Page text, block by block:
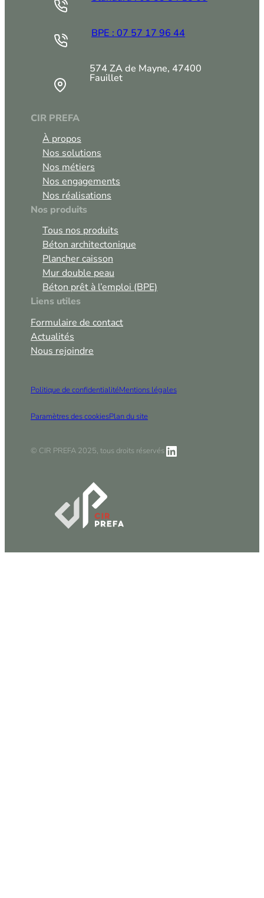
BPE : 07 57 17 96 44
574 ZA de Mayne, 47400
Fauillet
CIR PREFA
À propos
Nos solutions
Nos métiers
Nos engagements
Nos réalisations
Nos produits
Tous nos produits
Béton architectonique
Plancher caisson
Mur double peau
Béton prêt à l’emploi (BPE)
Liens utiles
Formulaire de contact
Actualités
Nous rejoindre
Politique de confidentialitéMentions légales
Paramètres des cookiesPlan du site
© CIR PREFA 2025, tous droits réservésLinkedIn